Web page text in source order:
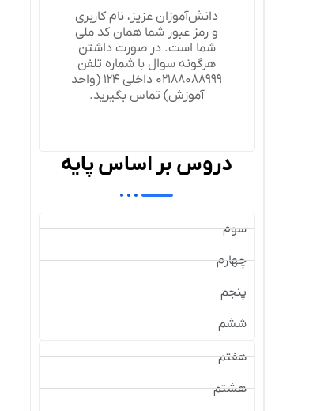
دانش‌آموزان عزیز، نام کاربری
و رمز عبور شما همان کد ملی
شما است. در صورت داشتن
هرگونه سوال با شماره تلفن
02188088999 داخلی 124 (واحد
آموزش) تماس بگیرید.
دروس بر اساس پایه
سوم
چهارم
پنجم
ششم
هفتم
هشتم